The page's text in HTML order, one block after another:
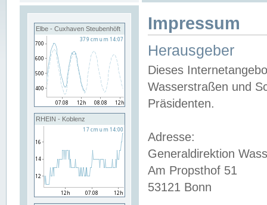
Elbe - Cuxhaven Steubenhöft
RHEIN - Koblenz
Impressum
Herausgeber
Dieses
Wasserstraßen und
Präsidenten.
Adresse:
Generaldirektion
Am Propsthof 51
53121 Bonn